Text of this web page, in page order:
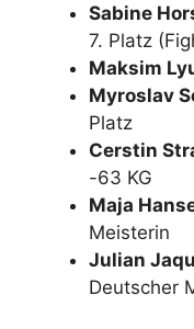
Sabine
7. Platz
Maksim
Myroslav
Platz
Cerstin
-63 KG
Maja
Meisterin
Julian
Deutscher